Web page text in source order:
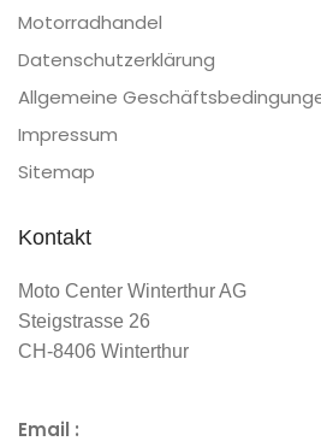
Motorradhandel
Datenschutzerklärung
Allgemeine
Impressum
Sitemap
Kontakt
Moto Center Winterthur AG
Steigstrasse 26
CH-8406 Winterthur
Email :